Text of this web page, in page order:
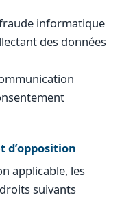
informatique
des données
d’opposition
applicable, les
suivants